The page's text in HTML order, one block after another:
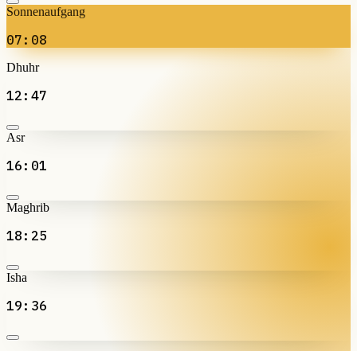
Sonnenaufgang
07:08
Dhuhr
12:47
Asr
16:01
Maghrib
18:25
Isha
19:36